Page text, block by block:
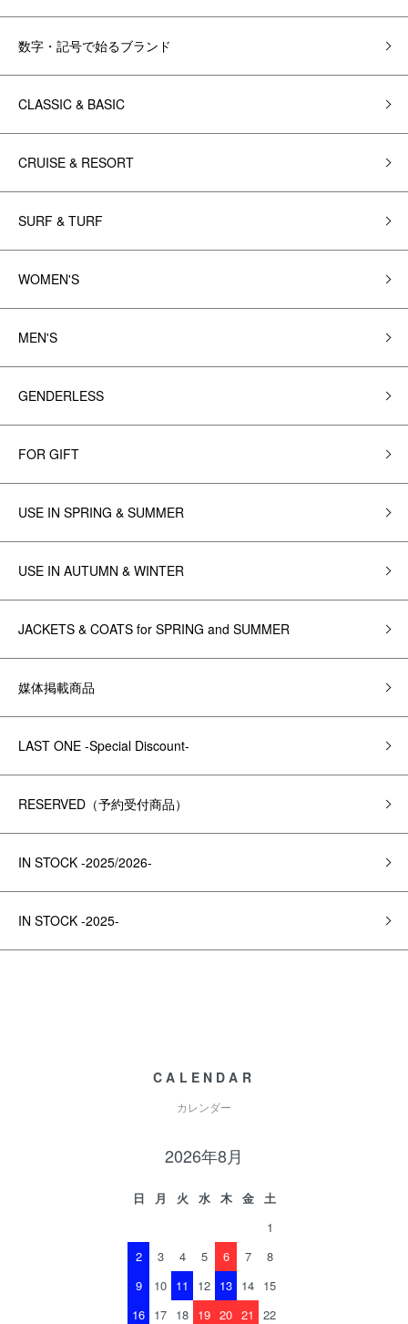
数字・記号で始るブランド
CLASSIC & BASIC
CRUISE & RESORT
SURF & TURF
WOMEN'S
MEN'S
GENDERLESS
FOR GIFT
USE IN SPRING & SUMMER
USE IN AUTUMN & WINTER
JACKETS & COATS for SPRING and SUMMER
媒体掲載商品
LAST ONE -Special Discount-
RESERVED（予約受付商品）
IN STOCK -2025/2026-
IN STOCK -2025-
CALENDAR
カレンダー
2026年8月
日 月 火 水 木 金
土
1
2
3 4 5 6 7
8
9
10 11 12 13 14 15
16 17 18 19 20 21
22